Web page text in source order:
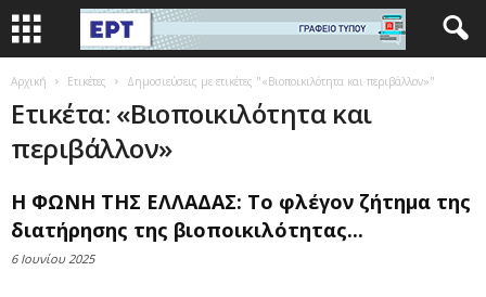
Αρχική Ετικέτες Δημοσιεύσεις με ετικέτες "«Βιοποικιλότητα και περιβάλλον»"
Ετικέτα: «Βιοποικιλότητα και
περιβάλλον»
Η ΦΩΝΗ ΤΗΣ ΕΛΛΑΔΑΣ: Το φλέγον ζήτημα της
διατήρησης της βιοποικιλότητας...
6 Ιουνίου 2025